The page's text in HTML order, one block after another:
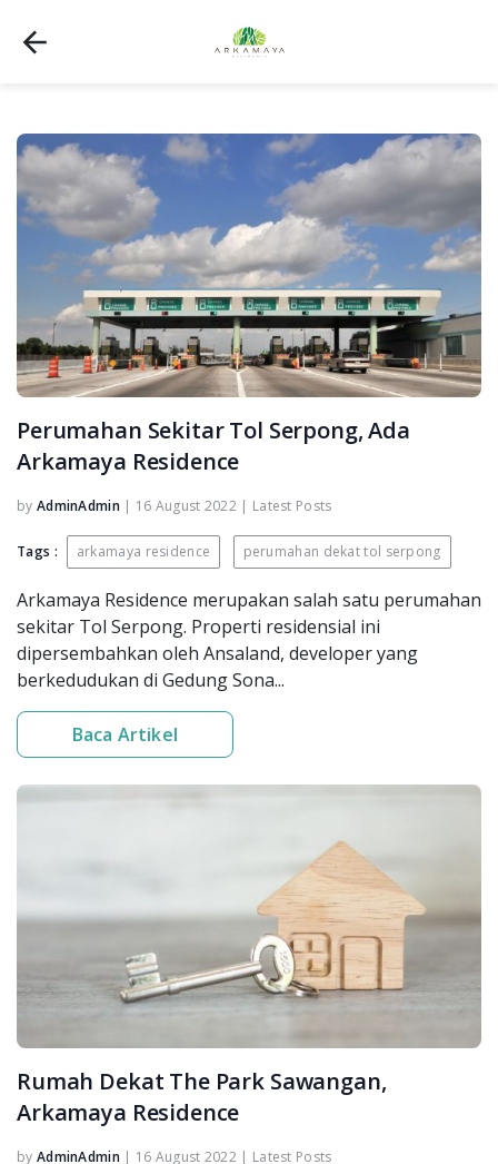
Perumahan Sekitar Tol Serpong, Ada
Arkamaya Residence
by AdminAdmin| 16 August 2022 | Latest Posts
Tags : arkamaya residence perumahan dekat tol serpong
Arkamaya Residence merupakan salah satu perumahan
sekitar Tol Serpong. Properti residensial ini
dipersembahkan oleh Ansaland, developer yang
berkedudukan di Gedung Sona...
Baca Artikel
Rumah Dekat The Park Sawangan,
Arkamaya Residence
by AdminAdmin| 16 August 2022 | Latest Posts